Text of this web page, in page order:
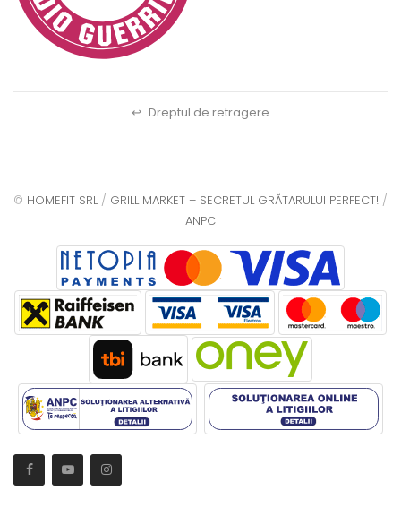
↩ Dreptul de retragere
© HOMEFIT SRL/ GRILL MARKET – SECRETUL GRĂTARULUI PERFECT! /
ANPC